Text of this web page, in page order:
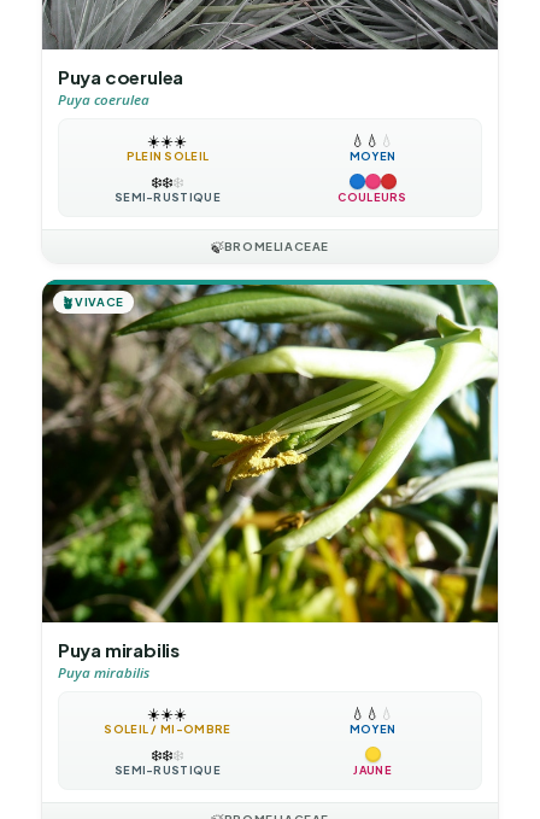
Puya coerulea
Puya coerulea
☀️☀️☀️
PLEIN SOLEIL
💧 💧 💧
MOYEN
❄️❄️❄️
SEMI-RUSTIQUE COULEURS
🍃BROMELIACEAE
🪴VIVACE
Puya mirabilis
Puya mirabilis
☀️☀️☀️
SOLEIL / MI-OMBRE
💧 💧 💧
MOYEN
❄️❄️❄️
SEMI-RUSTIQUE JAUNE